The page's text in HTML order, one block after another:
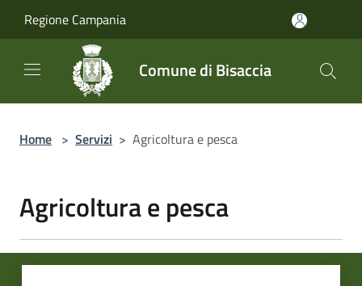
Regione Campania
Comune di Bisaccia
Home > Servizi > Agricoltura e pesca
Agricoltura e pesca